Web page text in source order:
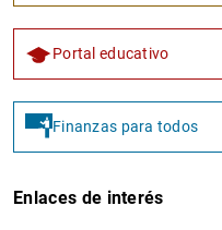
Portal educativo
Finanzas para todos
Enlaces de interés